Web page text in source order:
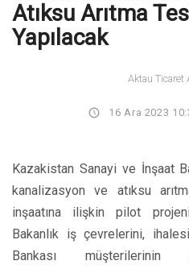
Atıksu Arıtma
Yapılacak
Aktau Ticaret
16 Ara 2023
Kazakistan Sanayi ve İnşaat
kanalizasyon ve atıksu
inşaatına ilişkin pilot
Bakanlık iş çevrelerini,
Bankası